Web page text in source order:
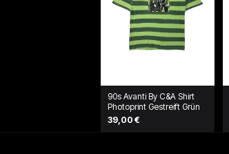
90s Avanti By C&A Shirt
Photoprint Gestreift Grün
39,00 €